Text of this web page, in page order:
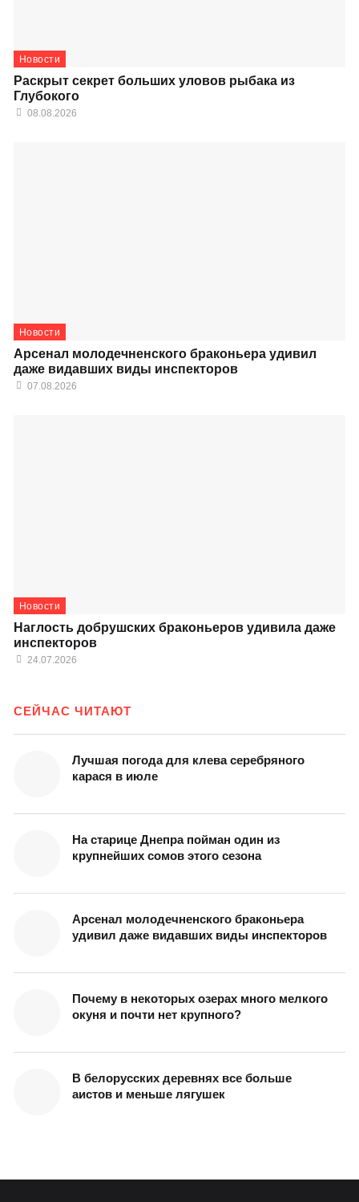
Новости
Раскрыт секрет больших уловов рыбака из
Глубокого
08.08.2026
Новости
Арсенал молодечненского браконьера удивил
даже видавших виды инспекторов
07.08.2026
Новости
Наглость добрушских браконьеров удивила даже
инспекторов
24.07.2026
СЕЙЧАС ЧИТАЮТ
Лучшая погода для клева серебряного
карася в июле
На старице Днепра пойман один из
крупнейших сомов этого сезона
Арсенал молодечненского браконьера
удивил даже видавших виды инспекторов
Почему в некоторых озерах много мелкого
окуня и почти нет крупного?
В белорусских деревнях все больше
аистов и меньше лягушек